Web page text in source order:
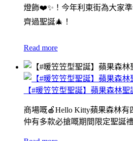
燈飾❤️✨！今年利東街為大家
齊過聖誕🎄！
Read more
【#暖笠笠型聖誕】蘋果森林
商場嘅🍎Hello Kitty蘋果森林有
仲有多款必搶嘅期間限定聖誕